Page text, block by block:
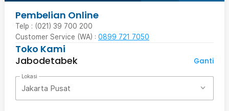
Pembelian Online
Telp : (021) 39 700 200
Customer Service (WA) : 0899 721 7050
Toko Kami
Jabodetabek
Ganti
Lokasi
Jakarta Pusat